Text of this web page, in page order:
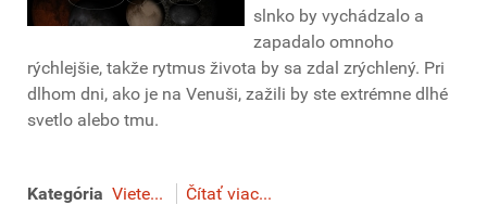
slnko by vychádzalo a
zapadalo omnoho
rýchlejšie, takže rytmus života by sa zdal zrýchlený. Pri
dlhom dni, ako je na Venuši, zažili by ste extrémne dlhé
svetlo alebo tmu.
Kategória Viete... Čítať viac...